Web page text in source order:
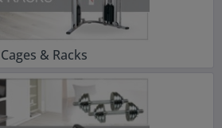
Cages & Racks